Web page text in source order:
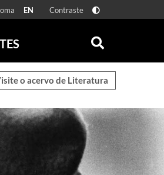
EN Contraste
JESUS
o acervo de Literatura